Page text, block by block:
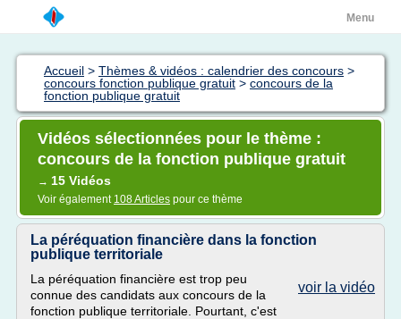
Menu
Accueil > Thèmes & vidéos : calendrier des concours >
concours fonction publique gratuit > concours de la
fonction publique gratuit
Vidéos sélectionnées pour le thème :
concours de la fonction publique gratuit
→ 15 Vidéos
Voir également 108 Articles pour ce thème
La péréquation financière dans la fonction
publique territoriale
voir la vidéo
La péréquation financière est trop peu
connue des candidats aux concours de la
fonction publique territoriale. Pourtant, c'est